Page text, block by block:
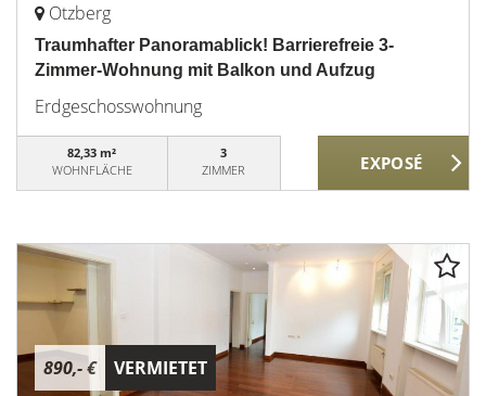
Otzberg
Traumhafter Panoramablick! Barrierefreie 3-
Zimmer-Wohnung mit Balkon und Aufzug
Erdgeschosswohnung
82,33 m²
WOHNFLÄCHE
3
ZIMMER
890,- € VERMIETET